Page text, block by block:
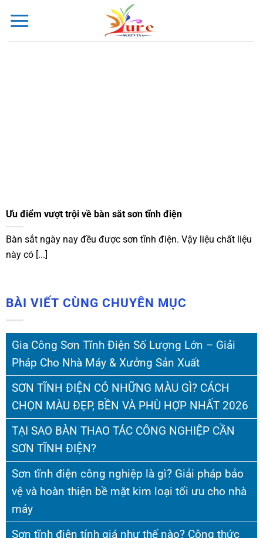
qua
nội
BÀI VIẾT CÙNG CHUYÊN MỤC
Gia Công Sơn Tĩnh Điện Số Lượng Lớn – Giải
Pháp Cho Nhà Máy & Xưởng Sản Xuất
SƠN TĨNH ĐIỆN CÓ NHỮNG MÀU GÌ? CÁCH
CHỌN MÀU ĐẸP, BỀN VÀ PHÙ HỢP NHẤT 2026
TẠI SAO BÀN THAO TÁC CÔNG NGHIỆP CẦN
SƠN TĨNH ĐIỆN?
Sơn tĩnh điện công nghiệp là gì? Giải pháp bảo
vệ và hoàn thiện bề mặt kim loại tối ưu cho nhà
máy
Sơn tĩnh điện tính giá như thế nào? Công thức
Ưu điểm vượt trội về bàn sắt sơn tĩnh điện
Bàn sắt ngày nay đều được sơn tĩnh điện. Vậy liệu chất liệu
này có [...]